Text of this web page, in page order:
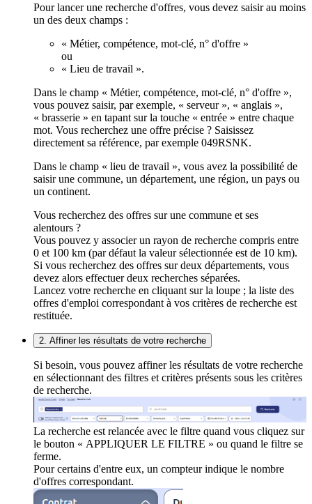
Pour lancer une recherche d'offres, vous devez saisir au moins
un des deux champs :
« Métier, compétence, mot-clé, n° d'offre »
ou
« Lieu de travail ».
Dans le champ « Métier, compétence, mot-clé, n° d'offre »,
vous pouvez saisir, par exemple, « serveur », « anglais »,
« brasserie » en tapant sur la touche « entrée » entre chaque
mot. Vous recherchez une offre précise ? Saisissez
directement sa référence, par exemple 049RSNK.
Dans le champ « lieu de travail », vous avez la possibilité de
saisir une commune, un département, une région, un pays ou
un continent.
Vous recherchez des offres sur une commune et ses
alentours ?
Vous pouvez y associer un rayon de recherche compris entre
0 et 100 km (par défaut la valeur sélectionnée est de 10 km).
Si vous recherchez des offres sur deux départements, vous
devez alors effectuer deux recherches séparées.
Lancez votre recherche en cliquant sur la loupe ; la liste des
offres d'emploi correspondant à vos critères de recherche est
restituée.
2. Affiner les résultats de votre recherche
Si besoin, vous pouvez affiner les résultats de votre recherche
en sélectionnant des filtres et critères présents sous les critères
de recherche.
La recherche est relancée avec le filtre quand vous cliquez sur
le bouton « APPLIQUER LE FILTRE » ou quand le filtre se
ferme.
Pour certains d'entre eux, un compteur indique le nombre
d'offres correspondant.